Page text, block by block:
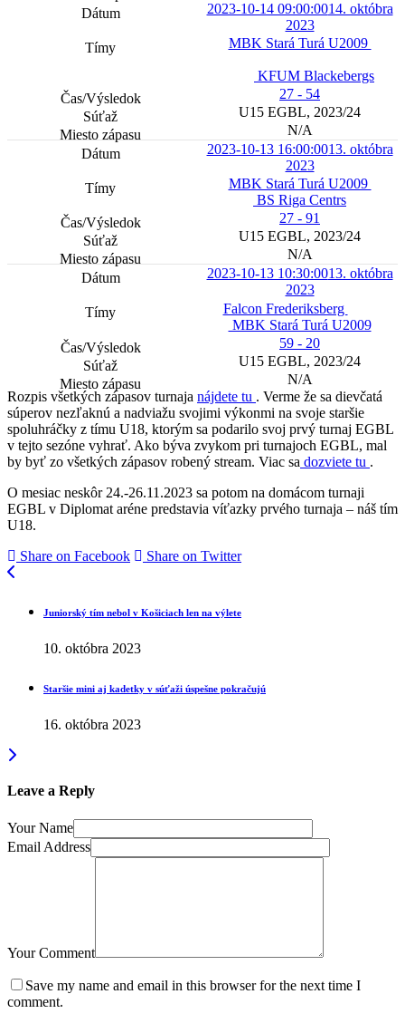
2023-10-14 09:00:0014. októbra
2023
MBK Stará Turá U2009
KFUM Blackebergs
27 - 54
U15 EGBL, 2023/24
N/A
2023-10-13 16:00:0013. októbra
2023
MBK Stará Turá U2009
BS Riga Centrs
27 - 91
U15 EGBL, 2023/24
N/A
2023-10-13 10:30:0013. októbra
2023
Falcon Frederiksberg
MBK Stará Turá U2009
59 - 20
U15 EGBL, 2023/24
N/A
Rozpis všetkých zápasov turnaja nájdete tu . Verme že sa dievčatá
súperov nezľaknú a nadviažu svojimi výkonmi na svoje staršie
spoluhráčky z tímu U18, ktorým sa podarilo svoj prvý turnaj EGBL
v tejto sezóne vyhrať. Ako býva zvykom pri turnajoch EGBL, mal
by byť zo všetkých zápasov robený stream. Viac sa dozviete tu .
O mesiac neskôr 24.-26.11.2023 sa potom na domácom turnaji
EGBL v Diplomat aréne predstavia víťazky prvého turnaja – náš tím
U18.
Share on Facebook
Share on Twitter
Juniorský tím nebol v Košiciach len na výlete
10. októbra 2023
Staršie mini aj kadetky v súťaži úspešne pokračujú
16. októbra 2023
Leave a Reply
Your Name
Email Address
Your Comment
Save my name and email in this browser for the next time I
comment.